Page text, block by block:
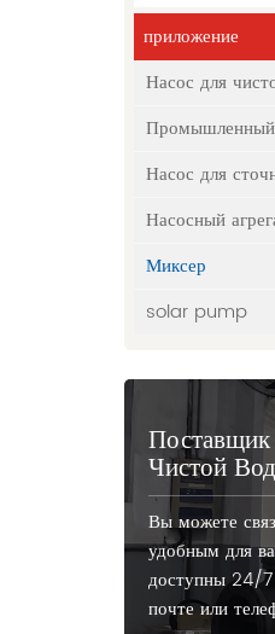
приложение
Насос для
Промышленный
Насос для
Насосный
Миксер
solar pump
Чистой
Вы можете
удобным для
доступны 24/7
почте или